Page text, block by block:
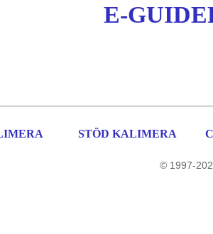
E-
STÖD KALIMERA
© 1997-